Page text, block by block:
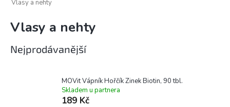
Vlasy a nehty
Vlasy a nehty
Nejprodávanější
MOVit Vápník Hořčík Zinek Biotin, 90 tbl.
Skladem u partnera
189 Kč